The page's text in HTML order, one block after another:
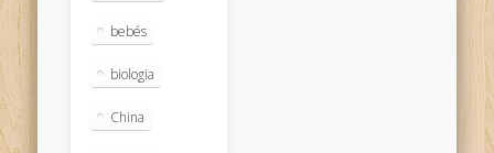
bebés
biologia
China